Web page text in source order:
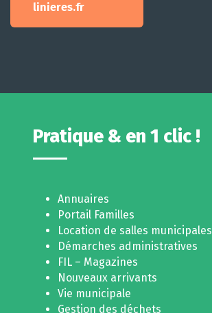
linieres.fr
Pratique & en 1 clic !
Annuaires
Portail Familles
Location de salles municipales
Démarches administratives
FIL – Magazines
Nouveaux arrivants
Vie municipale
Gestion des déchets